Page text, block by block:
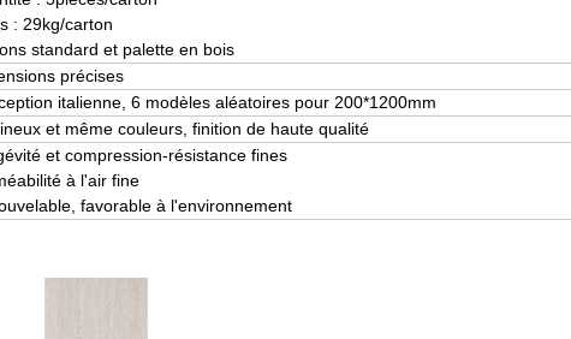
: 29kg/carton
standard et palette en bois
précises
italienne, 6 modèles aléatoires pour 200*1200mm
et même couleurs, finition de haute qualité
et compression-résistance fines
à l'air fine
favorable à l'environnement